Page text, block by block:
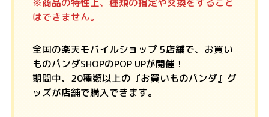
はできません。
全国の楽天モバイルショップ 5店舗で、お買い
ものパンダSHOPのPOP UPが開催！
期間中、20種類以上の『お買いものパンダ』グ
ッズが店舗で購入できます。